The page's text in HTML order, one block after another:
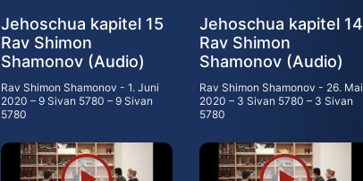
Jehoschua kapitel 15
Rav Shimon
Shamonov (Audio)
Rav Shimon Shamonov
1. Juni
2020 – 9 Sivan 5780 – 9 Sivan
5780
Jehoschua kapitel 14
Rav Shimon
Shamonov (Audio)
Rav Shimon Shamonov
26. Mai
2020 – 3 Sivan 5780 – 3 Sivan
5780